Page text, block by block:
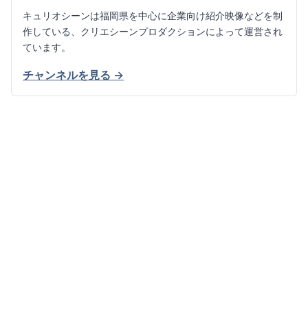
キュリオシーンは福岡県を中心に企業向け紹介映像などを制
作している、クリエシーンプロダクションによって運営され
ています。
チャンネルを見る →